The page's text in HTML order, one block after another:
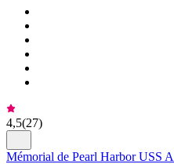
4,5(27)
Mémorial de Pearl Harbor USS